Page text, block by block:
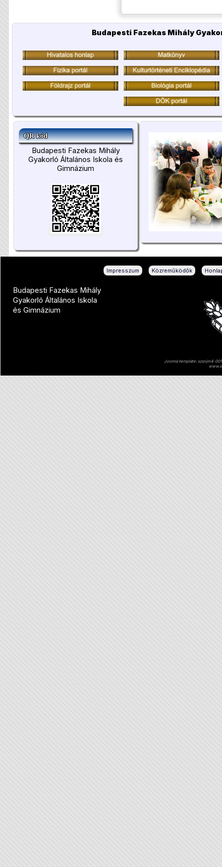
Budapesti Fazekas Mihály
QR kód
Budapesti Fazekas Mihály
Gyakorló Általános Iskola és
Gimnázium
Impresszum Közreműködők
Budapesti Fazekas Mihály
Gyakorló Általános Iskola
és Gimnázium
Joomla template: szsnjm4-